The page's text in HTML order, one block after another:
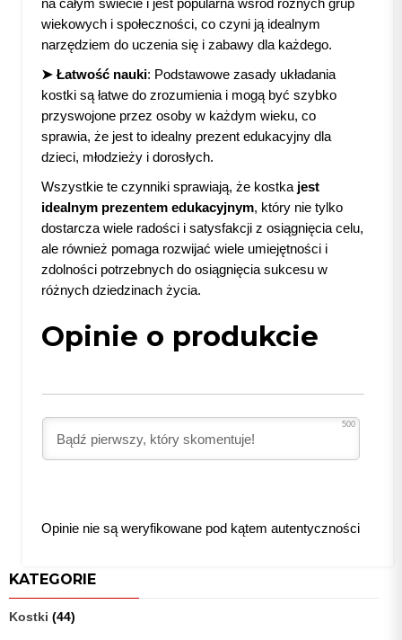
wiekowych i społeczności, co czyni ją idealnym
narzędziem do uczenia się i zabawy dla każdego.
➤ Łatwość nauki: Podstawowe zasady układania
kostki są łatwe do zrozumienia i mogą być szybko
przyswojone przez osoby w każdym wieku, co
sprawia, że jest to idealny prezent edukacyjny dla
dzieci, młodzieży i dorosłych.
Wszystkie te czynniki sprawiają, że kostka jest
idealnym prezentem edukacyjnym, który nie tylko
dostarcza wiele radości i satysfakcji z osiągnięcia celu,
ale również pomaga rozwijać wiele umiejętności i
zdolności potrzebnych do osiągnięcia sukcesu w
różnych dziedzinach życia.
Opinie o produkcie
500
Opinie nie są weryfikowane pod kątem autentyczności
KATEGORIE
Kostki (44)